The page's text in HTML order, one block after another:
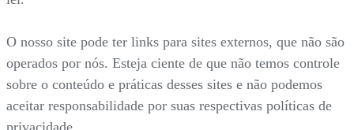
O nosso site pode ter links para sites externos, que não são
operados por nós. Esteja ciente de que não temos controle
sobre o conteúdo e práticas desses sites e não podemos
aceitar responsabilidade por suas respectivas políticas de
privacidade.